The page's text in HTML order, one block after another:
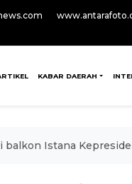
KABAR DAERAH
balkon Istana